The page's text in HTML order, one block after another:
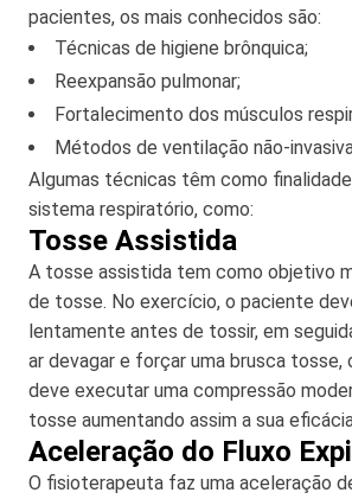
pacientes, os mais conhecidos são:
Técnicas de higiene brônquica;
Reexpansão pulmonar;
Fortalecimento dos músculos
Métodos de ventilação não-
Algumas técnicas têm como
sistema respiratório, como:
Tosse Assistida
A tosse assistida tem como objetivo
de tosse. No exercício, o paciente
lentamente antes de tossir, em
ar devagar e forçar uma brusca
deve executar uma compressão
tosse aumentando assim a sua
Aceleração do Fluxo
O fisioterapeuta faz uma aceleração